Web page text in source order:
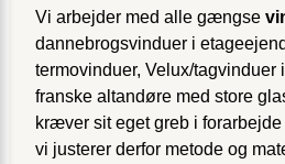
Vi arbejder med alle gængse
dannebrogsvinduer i
termovinduer, Velux/tagvinduer
franske altandøre med store
kræver sit eget greb i
vi justerer derfor metode og